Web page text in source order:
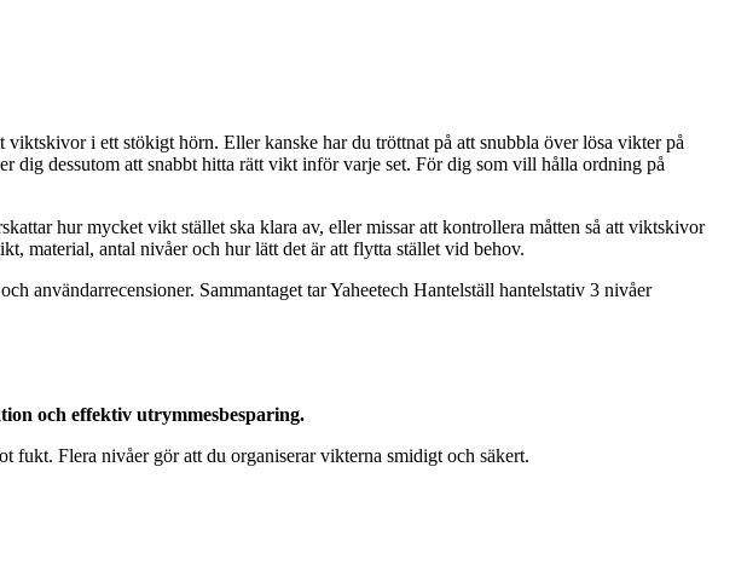
i ett stökigt hörn. Eller kanske har du tröttnat på att snubbla över lösa vikter på
dig dessutom att snabbt hitta rätt vikt inför varje set. För dig som vill hålla ordning på
hur mycket vikt stället ska klara av, eller missar att kontrollera måtten så att viktskivor
material, antal nivåer och hur lätt det är att flytta stället vid behov.
användarrecensioner. Sammantaget tar Yaheetech Hantelställ hantelstativ 3 nivåer
och effektiv utrymmesbesparing.
fukt. Flera nivåer gör att du organiserar vikterna smidigt och säkert.